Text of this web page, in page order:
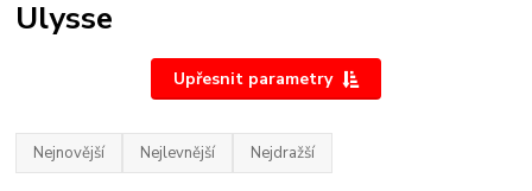
Ulysse
Upřesnit parametry
Nejnovější Nejlevnější Nejdražší